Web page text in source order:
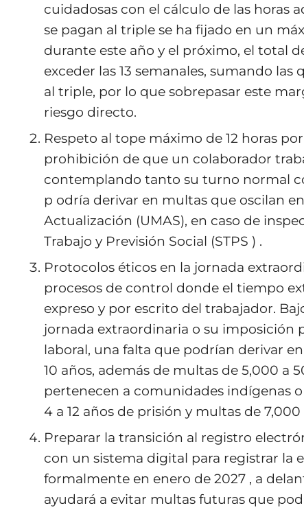
cuidadosas con el cálculo de las horas
se pagan al triple se ha fijado en un
durante este año y el próximo, el total
exceder las 13 semanales, sumando
al triple, por lo que sobrepasar este
riesgo directo.
Respeto al tope máximo de 12 horas
prohibición de que un colaborador
contemplando tanto su turno normal
p odría derivar en multas que oscilan
Actualización (UMAS), en caso de
Trabajo y Previsión Social (STPS ) .
Protocolos éticos en la jornada
procesos de control donde el tiempo
expreso y por escrito del trabajador.
jornada extraordinaria o su imposición
laboral, una falta que podrían derivar
10 años, además de multas de 5,000 a
pertenecen a comunidades indígenas
4 a 12 años de prisión y multas de
Preparar la transición al registro
con un sistema digital para registrar la
formalmente en enero de 2027 , a
ayudará a evitar multas futuras que